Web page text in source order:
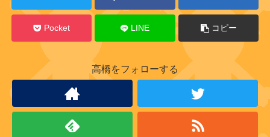
Pocket LINE コピー
高橋をフォローする